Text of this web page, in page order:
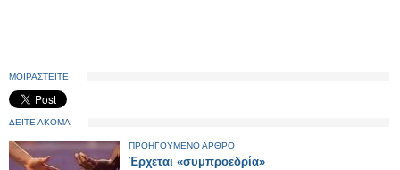
ΜΟΙΡΑΣΤΕΙΤΕ
ΔΕΙΤΕ ΑΚΟΜΑ
ΠΡΟΗΓΟΥΜΕΝΟ ΑΡΘΡΟ
Έρχεται «συμπροεδρία»